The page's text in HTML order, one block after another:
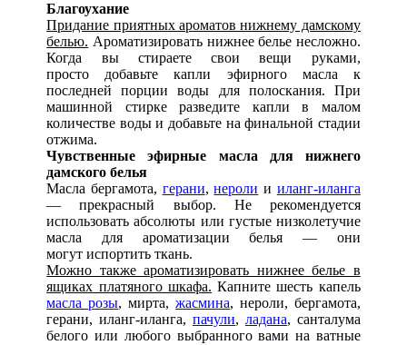
Благоухание
Придание приятных ароматов нижнему дамскому
белью. Ароматизировать нижнее белье несложно.
Когда вы стираете свои вещи руками,
просто добавьте капли эфирного масла к
последней порции воды для полоскания. При
машинной стирке разведите капли в малом
количестве воды и добавьте на финальной стадии
отжима.
Чувственные эфирные масла для нижнего
дамского белья
Масла бергамота, герани,нероли и иланг-иланга
— прекрасный выбор. Не рекомендуется
использовать абсолюты или густые низколетучие
масла для ароматизации белья — они
могут испортить ткань.
Можно также ароматизировать нижнее белье в
ящиках платяного шкафа. Капните шесть капель
масла розы, мирта, жасмина, нероли, бергамота,
герани, иланг-иланга, пачули, ладана, санталума
белого или любого выбранного вами на ватные